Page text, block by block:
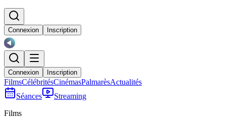
Connexion Inscription
Connexion Inscription
FilmsCélébritésCinémasPalmarèsActualités
Séances
Streaming
Films